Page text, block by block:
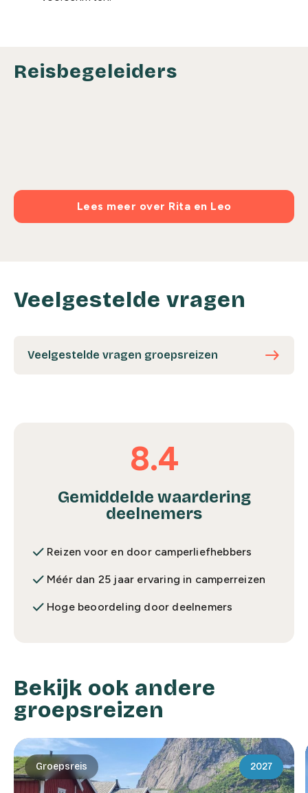
Reisbegeleiders
Lees meer over Rita en Leo
Veelgestelde vragen
east
Veelgestelde vragen groepsreizen
8.4
Gemiddelde waardering
deelnemers
done Reizen voor en door camperliefhebbers
done Méér dan 25 jaar ervaring in camperreizen
done Hoge beoordeling door deelnemers
Bekijk ook andere
groepsreizen
Groepsreis 2027